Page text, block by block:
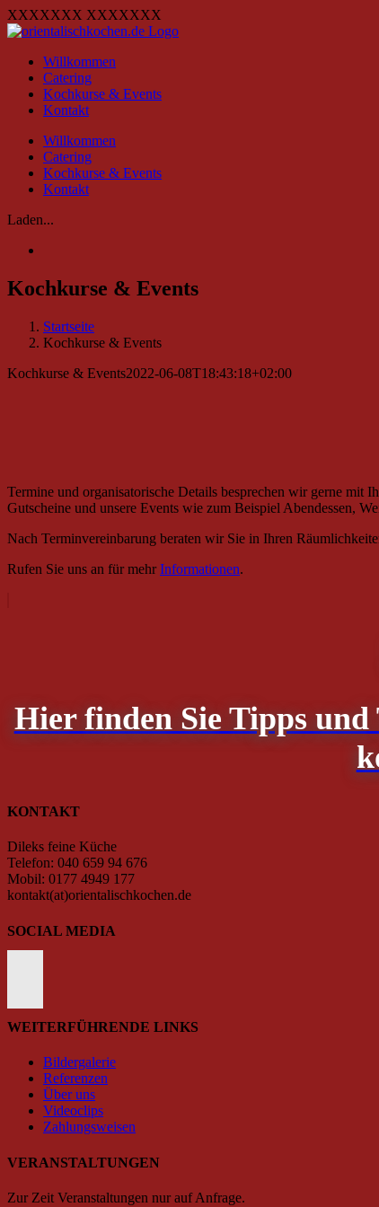
XXXXXXX XXXXXXX
Inhalt
Willkommen
Catering
Kochkurse & Events
Kontakt
Willkommen
Catering
Kochkurse & Events
Kontakt
Laden...
Kochkurse & Events
Startseite
Kochkurse & Events
Kochkurse & Events2022-06-08T18:43:18+02:00
Termine und organisatorische Details besprechen wir gerne mit
Gutscheine und unsere Events wie zum Beispiel Abendessen,
Nach Terminvereinbarung beraten wir Sie in Ihren
Rufen Sie uns an für mehrInformationen.
Hier finden Sie Tipps
KONTAKT
Dileks feine Küche
Telefon: 040 659 94 676
Mobil: 0177 4949 177
kontakt(at)orientalischkochen.de
SOCIAL MEDIA
WEITERFÜHRENDE LINKS
Bildergalerie
Referenzen
Über uns
Videoclips
Zahlungsweisen
VERANSTALTUNGEN
Zur Zeit Veranstaltungen nur auf Anfrage.